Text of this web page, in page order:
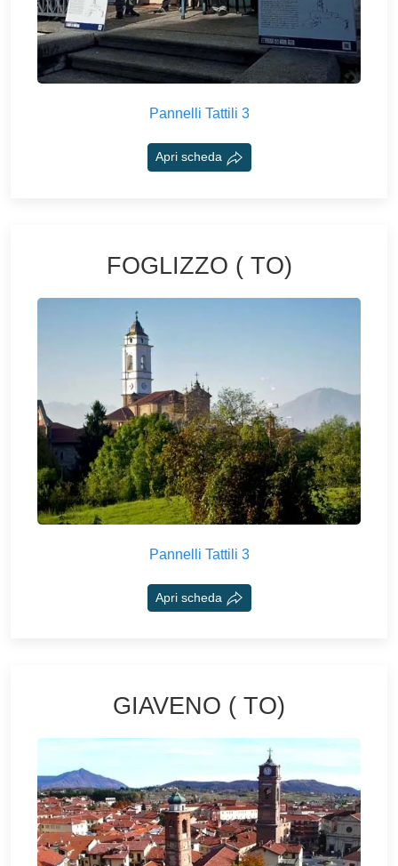
Pannelli Tattili 3
Apri scheda
FOGLIZZO ( TO)
Pannelli Tattili 3
Apri scheda
GIAVENO ( TO)